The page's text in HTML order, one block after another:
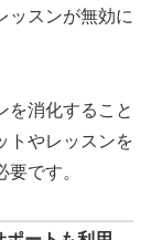
ッスンが無効に
を消化すること
トやレッスンを
です。